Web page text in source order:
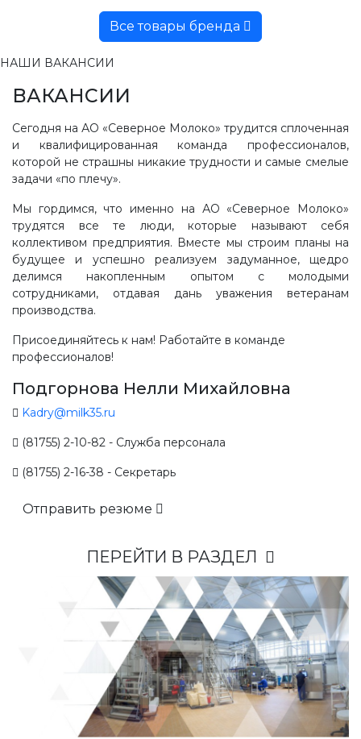
Все товары бренда
НАШИ ВАКАНСИИ
ВАКАНСИИ
Сегодня на АО «Северное Молоко» трудится сплоченная
и квалифицированная команда профессионалов,
которой не страшны никакие трудности и самые смелые
задачи «по плечу».
Мы гордимся, что именно на АО «Северное Молоко»
трудятся все те люди, которые называют себя
коллективом предприятия. Вместе мы строим планы на
будущее и успешно реализуем задуманное, щедро
делимся накопленным опытом с молодыми
сотрудниками, отдавая дань уважения ветеранам
производства.
Присоединяйтесь к нам! Работайте в команде
профессионалов!
Подгорнова Нелли Михайловна
Kadry@milk35.ru
(81755) 2-10-82 - Служба персонала
(81755) 2-16-38 - Секретарь
Отправить резюме
ПЕРЕЙТИ В РАЗДЕЛ